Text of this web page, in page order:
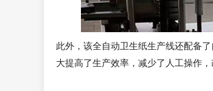
此外，该全自动卫生纸生产线还配备
大提高了生产效率，减少了人工操作，